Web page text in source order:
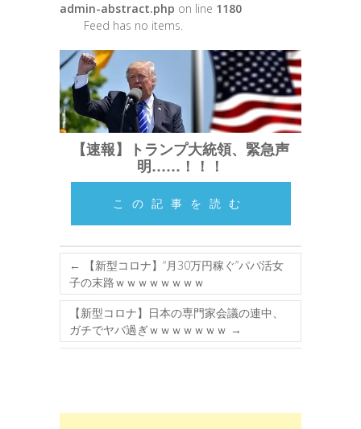
admin-abstract.php on line 1180
Feed has no items.
【速報】トランプ大統領、緊急声
明……！！！
この記事を読む
←
【新型コロナ】“月30万円稼ぐ”パパ活女
子の末路ｗｗｗｗｗｗｗｗ
【新型コロナ】日本の専門家会議の連中、
ガチでヤバ過ぎｗｗｗｗｗｗｗ →